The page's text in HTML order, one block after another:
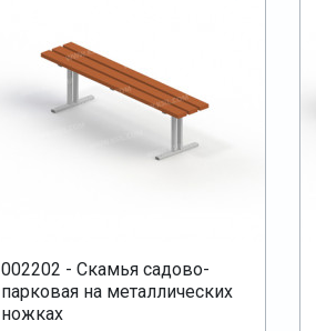
002202 - Скамья садово-
парковая на металлических
ножках